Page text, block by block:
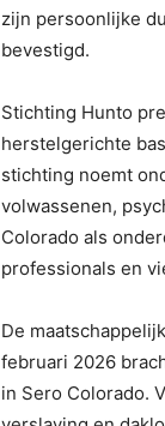
zijn persoonlijke
bevestigd.
Stichting Hunto
herstelgerichte
stichting noemt
volwassenen,
Colorado als
professionals en
De
februari 2026
in Sero Colorado.